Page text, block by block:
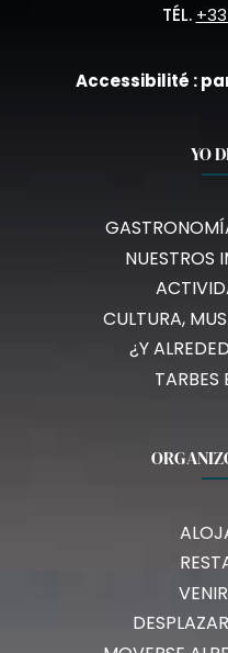
TÉL.
Accessibilité :
YO
NUESTROS
CULTURA,
¿Y
TARBES